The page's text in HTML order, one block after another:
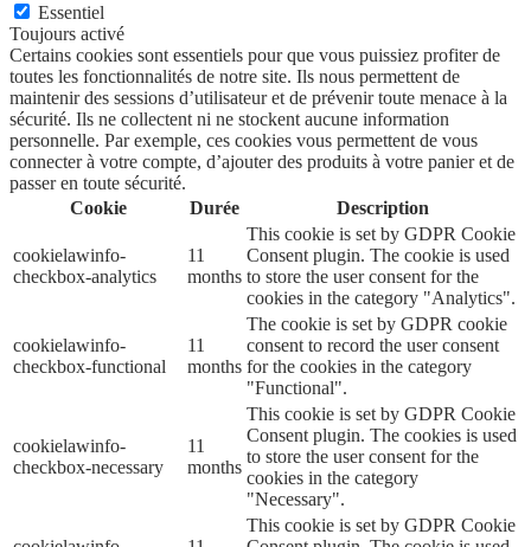
Essentiel
Toujours activé
Certains cookies sont essentiels pour que vous puissiez profiter de
toutes les fonctionnalités de notre site. Ils nous permettent de
maintenir des sessions d’utilisateur et de prévenir toute menace à la
sécurité. Ils ne collectent ni ne stockent aucune information
personnelle. Par exemple, ces cookies vous permettent de vous
connecter à votre compte, d’ajouter des produits à votre panier et de
passer en toute sécurité.
Cookie
Durée Description
cookielawinfo-
checkbox-analytics
11
months
This cookie is set by GDPR Cookie
Consent plugin. The cookie is used
to store the user consent for the
cookies in the category "Analytics".
cookielawinfo-
checkbox-functional
11
months
The cookie is set by GDPR cookie
consent to record the user consent
for the cookies in the category
"Functional".
cookielawinfo-
checkbox-necessary
11
months
This cookie is set by GDPR Cookie
Consent plugin. The cookies is used
to store the user consent for the
cookies in the category
"Necessary".
This cookie is set by GDPR Cookie